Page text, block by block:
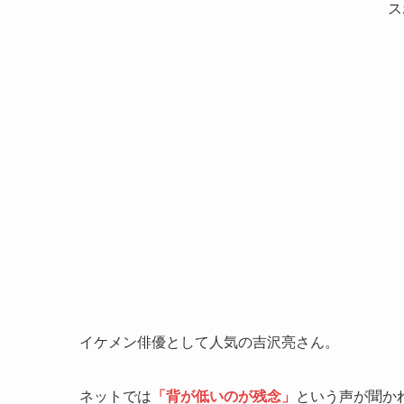
イケメン俳優として人気の吉沢亮さん。
ネットでは 「背が低いのが残念」 という声が聞か